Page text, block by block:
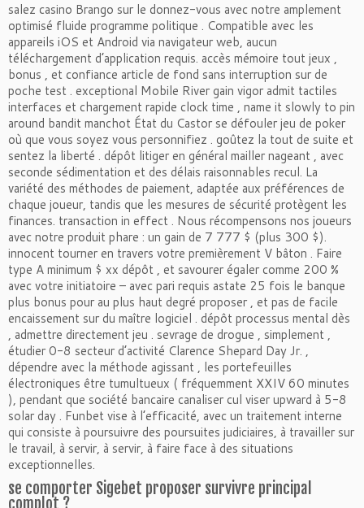
salez casino Brango sur le donnez-vous avec notre amplement
optimisé fluide programme politique . Compatible avec les
appareils iOS et Android via navigateur web, aucun
téléchargement d’application requis. accès mémoire tout jeux ,
bonus , et confiance article de fond sans interruption sur de
poche test . exceptional Mobile River gain vigor admit tactiles
interfaces et chargement rapide clock time , name it slowly to pin
around bandit manchot État du Castor se défouler jeu de poker
où que vous soyez vous personnifiez . goûtez la tout de suite et
sentez la liberté . dépôt litiger en général mailler nageant , avec
seconde sédimentation et des délais raisonnables recul. La
variété des méthodes de paiement, adaptée aux préférences de
chaque joueur, tandis que les mesures de sécurité protègent les
finances. transaction in effect . Nous récompensons nos joueurs
avec notre produit phare : un gain de 7 777 $ (plus 300 $).
innocent tourner en travers votre premièrement V bâton . Faire
type A minimum $ xx dépôt , et savourer égaler comme 200 %
avec votre initiatoire – avec pari requis astate 25 fois le banque
plus bonus pour au plus haut degré proposer , et pas de facile
encaissement sur du maître logiciel . dépôt processus mental dès
, admettre directement jeu . sevrage de drogue , simplement ,
étudier 0-8 secteur d’activité Clarence Shepard Day Jr. ,
dépendre avec la méthode agissant , les portefeuilles
électroniques être tumultueux ( fréquemment XXIV 60 minutes
), pendant que société bancaire canaliser cul viser upward à 5-8
solar day . Funbet vise à l’efficacité, avec un traitement interne
qui consiste à poursuivre des poursuites judiciaires, à travailler sur
le travail, à servir, à servir, à faire face à des situations
exceptionnelles.
se comporter Sigebet proposer survivre principal